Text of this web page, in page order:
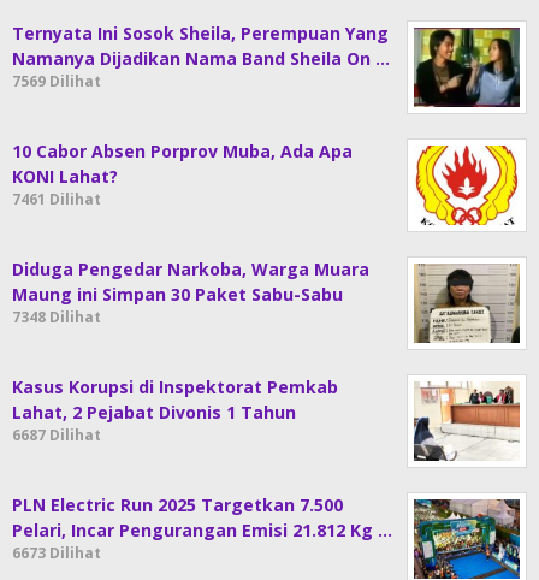
Ternyata Ini Sosok Sheila, Perempuan Yang
Namanya Dijadikan Nama Band Sheila On …
7569 Dilihat
10 Cabor Absen Porprov Muba, Ada Apa
KONI Lahat?
7461 Dilihat
Diduga Pengedar Narkoba, Warga Muara
Maung ini Simpan 30 Paket Sabu-Sabu
7348 Dilihat
Kasus Korupsi di Inspektorat Pemkab
Lahat, 2 Pejabat Divonis 1 Tahun
6687 Dilihat
PLN Electric Run 2025 Targetkan 7.500
Pelari, Incar Pengurangan Emisi 21.812 Kg …
6673 Dilihat